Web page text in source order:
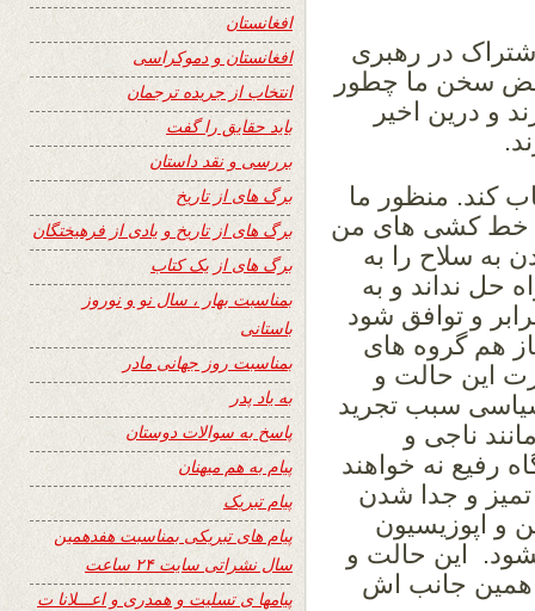
در رهبری
سخن ما چطور
و درین اخیر
کند. منظور ما
خط کشی های من
به سلاح را به
حل نداند و به
و توافق شود
هم گروه های
این حالت و
سبب تجرید
ناجی و
رفیع نه خواهند
و جدا شدن
و اپوزیسیون
این حالت و
همین جانب اش
افغانستان
افغانستان و دموکراسی
انتخاب از جریده ترجمان
باید حقایق را گفت
بررسی و نقد داستان
برگ های از تاریخ
برگ های از تاریخ و یادی از فرهیختگان
برگ های از یک کتاب
بمناسبت بهار ، سال نو و نوروز
باستانی
بمناسبت روز جهانی مادر
به یاد پدر
پاسخ به سوالات دوستان
پیام به هم میهنان
پیام تبریک
پیام های تبریکی بمناسبت هفدهمین
سال نشراتی سایت ۲۴ ساعت
پیامها ی تسلیت و همدری و اعـــلانا ت